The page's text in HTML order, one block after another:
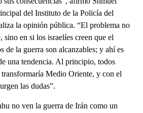
del Instituto de la Policía del
la opinión pública. “El problema no
sino en si los israelíes creen que el
de la guerra son alcanzables; y ahí es
una tendencia. Al principio, todos
transformaría Medio Oriente, y con el
las dudas”.
no ven la guerra de Irán como un